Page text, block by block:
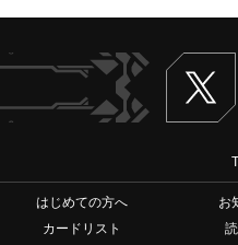
はじめての方へ お
カードリスト